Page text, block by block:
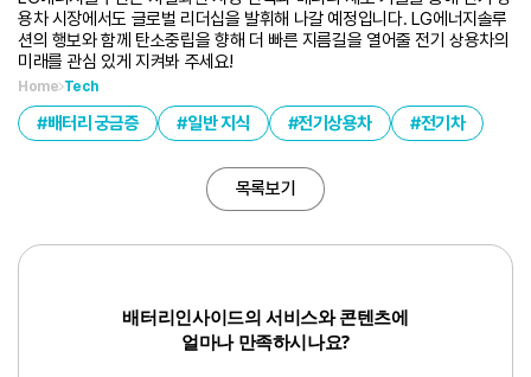
용차 시장에서도 글로벌 리더십을 발휘해 나갈 예정입니다. LG에너지솔루
션의 행보와 함께 탄소중립을 향해 더 빠른 지름길을 열어줄 전기 상용차의
미래를 관심 있게 지켜봐 주세요!
Home Tech
배터리 궁금증 일반 지식 전기상용차 전기차
목록보기
배터리인사이드의 서비스와 콘텐츠에
얼마나 만족하시나요?